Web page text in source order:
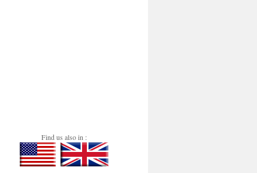
Find us also in :